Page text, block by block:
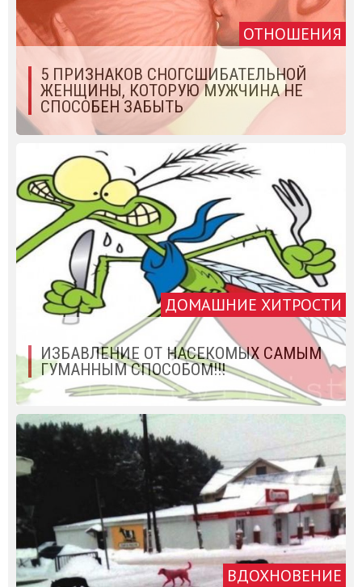
ОТНОШЕНИЯ
5 ПРИЗНАКОВ СНОГСШИБАТЕЛЬНОЙ
ЖЕНЩИНЫ, КОТОРУЮ МУЖЧИНА НЕ
СПОСОБЕН ЗАБЫТЬ
ДОМАШНИЕ ХИТРОСТИ
ИЗБАВЛЕНИЕ ОТ НАСЕКОМЫХ САМЫМ
ГУМАННЫМ СПОСОБОМ!!!
ВДОХНОВЕНИЕ